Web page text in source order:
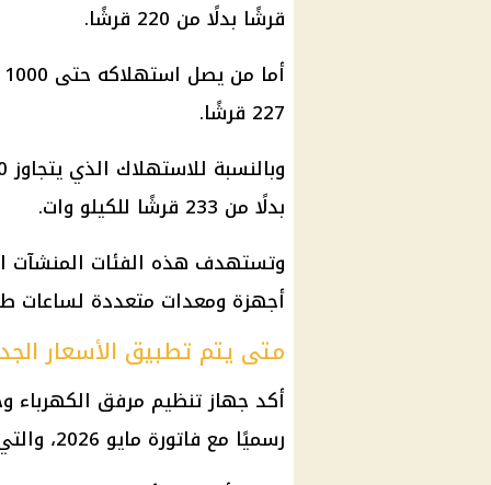
قرشًا بدلًا من 220 قرشًا.
227 قرشًا.
بدلًا من 233 قرشًا للكيلو وات.
وتستهدف هذه الفئات المنشآت
أجهزة ومعدات متعددة لساعات
متى يتم تطبيق الأسعار
أكد جهاز تنظيم مرفق الكهرباء
رسميًا مع فاتورة مايو 2026، والتي تعكس قيمة استهلاك شهر أبريل.